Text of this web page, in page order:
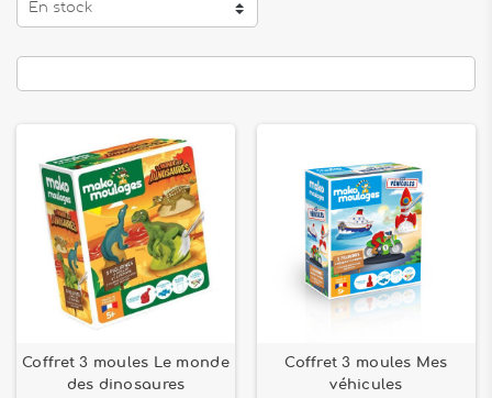
Explorez notre gamme de kits de moulage
Découvrez lesCoffret 3 moules Destination savane, où les
Pour les amateurs de dinosaures, notre
monde des dinosauresest un incontournable, permettant de
créer des figurines de dinosaures réalistes et passionnantes.
Des activités créatives et éducatives
loisirs créatifssont non seulement amusants mais aussi
éducatifs. Avec leskits de moulage
, les enfants apprennent à
suivre des instructions, développent leur motricité fine et
expriment leur créativité. Le
Professional Studio Poterie
Buki est un excellent choix pour les enfants qui souhaitent
s'initier à l'art de la poterie, tandis que notre Coffret 5 moules
Pirates à bord permet de créer une flotte de navires de
En stock
Coffret 3 moules Le monde
des dinosaures
Coffret 3 moules Mes
véhicules